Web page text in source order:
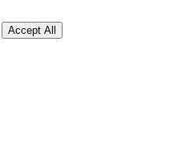
Accept All